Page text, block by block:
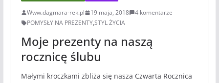
Www.dagmara-rek.pl 19 maja, 2018
4 komentarze
POMYSŁY NA PREZENTY,STYL ŻYCIA
Moje prezenty na naszą
rocznicę ślubu
Małymi kroczkami zbliża się nasza Czwarta Rocznica